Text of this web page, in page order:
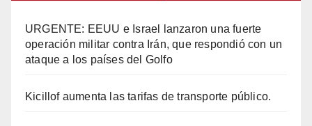
URGENTE: EEUU e Israel lanzaron una fuerte
operación militar contra Irán, que respondió con un
ataque a los países del Golfo
Kicillof aumenta las tarifas de transporte público.